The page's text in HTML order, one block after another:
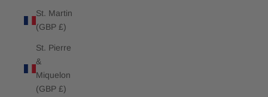
St. Martin
(GBP £)
St. Pierre
&
Miquelon
(GBP £)